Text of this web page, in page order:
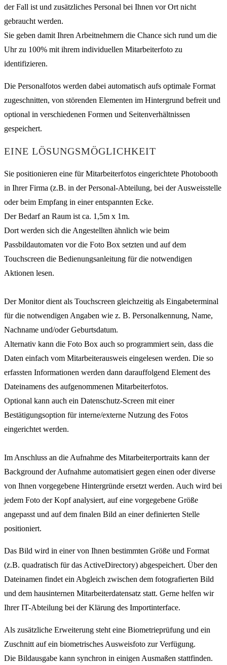
der Fall ist und zusätzliches Personal bei Ihnen vor Ort nicht
gebraucht werden.
Sie geben damit Ihren Arbeitnehmern die Chance sich rund um die
Uhr zu 100% mit ihrem individuellen Mitarbeiterfoto zu
identifizieren.
Die Personalfotos werden dabei automatisch aufs optimale Format
zugeschnitten, von störenden Elementen im Hintergrund befreit und
optional in verschiedenen Formen und Seitenverhältnissen
gespeichert.
EINE LÖSUNGSMÖGLICHKEIT
Sie positionieren eine für Mitarbeiterfotos eingerichtete Photobooth
in Ihrer Firma (z.B. in der Personal-Abteilung, bei der Ausweisstelle
oder beim Empfang in einer entspannten Ecke.
Der Bedarf an Raum ist ca. 1,5m x 1m.
Dort werden sich die Angestellten ähnlich wie beim
Passbildautomaten vor die Foto Box setzten und auf dem
Touchscreen die Bedienungsanleitung für die notwendigen
Aktionen lesen.
Der Monitor dient als Touchscreen gleichzeitig als Eingabeterminal
für die notwendigen Angaben wie z. B. Personalkennung, Name,
Nachname und/oder Geburtsdatum.
Alternativ kann die Foto Box auch so programmiert sein, dass die
Daten einfach vom Mitarbeiterausweis eingelesen werden. Die so
erfassten Informationen werden dann darauffolgend Element des
Dateinamens des aufgenommenen Mitarbeiterfotos.
Optional kann auch ein Datenschutz-Screen mit einer
Bestätigungsoption für interne/externe Nutzung des Fotos
eingerichtet werden.
Im Anschluss an die Aufnahme des Mitarbeiterportraits kann der
Background der Aufnahme automatisiert gegen einen oder diverse
von Ihnen vorgegebene Hintergründe ersetzt werden. Auch wird bei
jedem Foto der Kopf analysiert, auf eine vorgegebene Größe
angepasst und auf dem finalen Bild an einer definierten Stelle
positioniert.
Das Bild wird in einer von Ihnen bestimmten Größe und Format
(z.B. quadratisch für das ActiveDirectory) abgespeichert. Über den
Dateinamen findet ein Abgleich zwischen dem fotografierten Bild
und dem hausinternen Mitarbeiterdatensatz statt. Gerne helfen wir
Ihrer IT-Abteilung bei der Klärung des Importinterface.
Als zusätzliche Erweiterung steht eine Biometrieprüfung und ein
Zuschnitt auf ein biometrisches Ausweisfoto zur Verfügung.
Die Bildausgabe kann synchron in einigen Ausmaßen stattfinden.